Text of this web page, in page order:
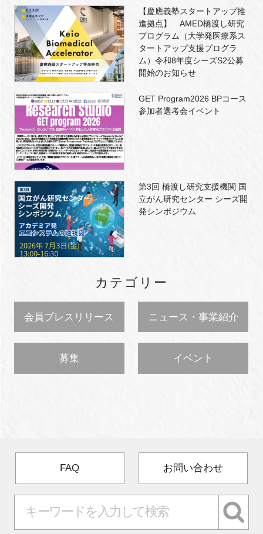
【慶應義塾スタートアップ推
進拠点】 AMED橋渡し研究
プログラム（大学発医療系ス
タートアップ支援プログラ
ム）令和8年度シーズS2公募
開始のお知らせ
GET Program2026 BPコース
参加者選考会イベント
第3回 橋渡し研究支援機関 国
立がん研究センター シーズ開
発シンポジウム
カテゴリー
会員プレスリリース ニュース・事業紹介
募集 イベント
FAQ お問い合わせ